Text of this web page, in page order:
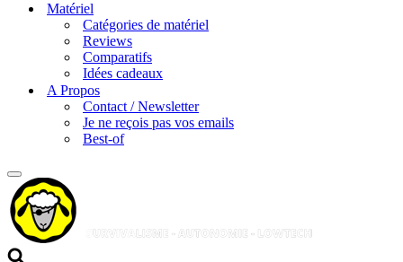
Matériel
Catégories de matériel
Reviews
Comparatifs
Idées cadeaux
A Propos
Contact / Newsletter
Je ne reçois pas vos emails
Best-of
Menu
de
navigation